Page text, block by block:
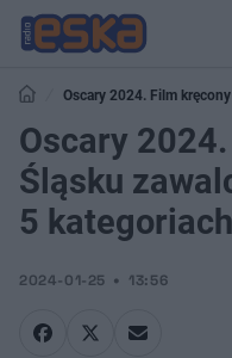
Oscary 2024. Film
kategoriach!
Oscary
Śląsku
5
2024-01-25 13:56